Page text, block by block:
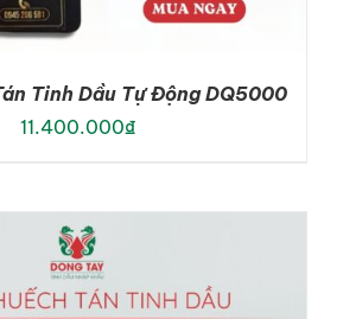
TO CART /
Tinh Dầu Tự Động DQ5000
11.400.000₫